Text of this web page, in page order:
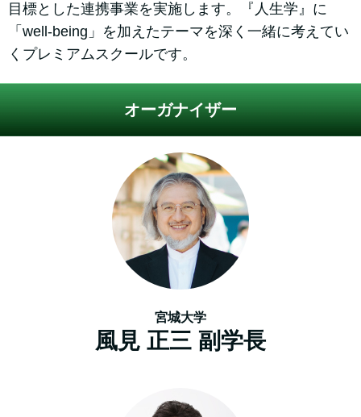
目標とした連携事業を実施します。『人生学』に
「well-being」を加えたテーマを深く一緒に考えてい
くプレミアムスクールです。
オーガナイザー
宮城大学
風見 正三 副学長